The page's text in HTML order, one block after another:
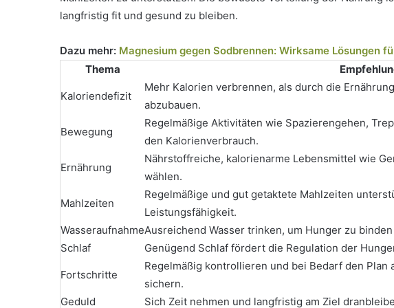
langfristig fit und gesund zu bleiben.
Dazu mehr: Magnesium gegen Sodbrennen: Wirksame Lösungen
Thema
Kaloriendefizit
Mehr Kalorien verbrennen, als durch die
abzubauen.
Bewegung
Regelmäßige Aktivitäten wie Spazierengehen,
den Kalorienverbrauch.
Ernährung
Nährstoffreiche, kalorienarme Lebensmittel wie
wählen.
Mahlzeiten
Regelmäßige und gut getaktete Mahlzeiten
Leistungsfähigkeit.
WasseraufnahmeAusreichend Wasser trinken, um Hunger zu
Schlaf
Genügend Schlaf fördert die Regulation der
Fortschritte
Regelmäßig kontrollieren und bei Bedarf den Plan
sichern.
Geduld
Sich Zeit nehmen und langfristig am Ziel